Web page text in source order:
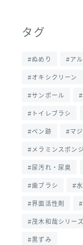
タグ
ぬめり ア
オキシクリーン
サンポール
トイレブラシ
ペン跡 マ
メラミンスポンジ
尿汚れ・尿臭
歯ブラシ
界面活性剤
茂木和哉シリーズ
黒ずみ